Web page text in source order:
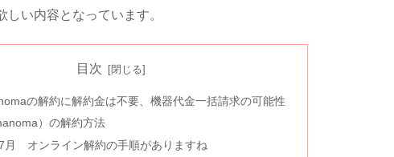
い内容となっています。
目次
の解約に解約金は不要、機器代金一括請求の可能性
）の解約方法
月 オンライン解約の手順がありますね